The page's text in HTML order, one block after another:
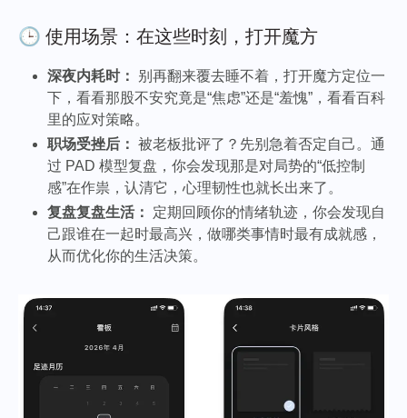
🕒 使用场景：在这些时刻，打开魔方
深夜内耗时：
别再翻来覆去睡不着，打开魔方定位一
下，看看那股不安究竟是“焦虑”还是“羞愧”，看看百科
里的应对策略。
职场受挫后： 被老板批评了？先别急着否定自己。通
过 PAD 模型复盘，你会发现那是对局势的“低控制
感”在作祟，认清它，心理韧性也就长出来了。
复盘复盘生活：
定期回顾你的情绪轨迹，你会发现自
己跟谁在一起时最高兴，做哪类事情时最有成就感，
从而优化你的生活决策。